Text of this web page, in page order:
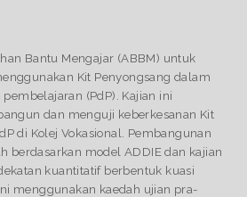
Bantu Mengajar (ABBM) untuk
Kit Penyongsang dalam
(PdP). Kajian ini
dan menguji keberkesanan Kit
di Kolej Vokasional. Pembangunan
berdasarkan model ADDIE dan kajian
kuantitatif berbentuk kuasi
menggunakan kaedah ujian pra-